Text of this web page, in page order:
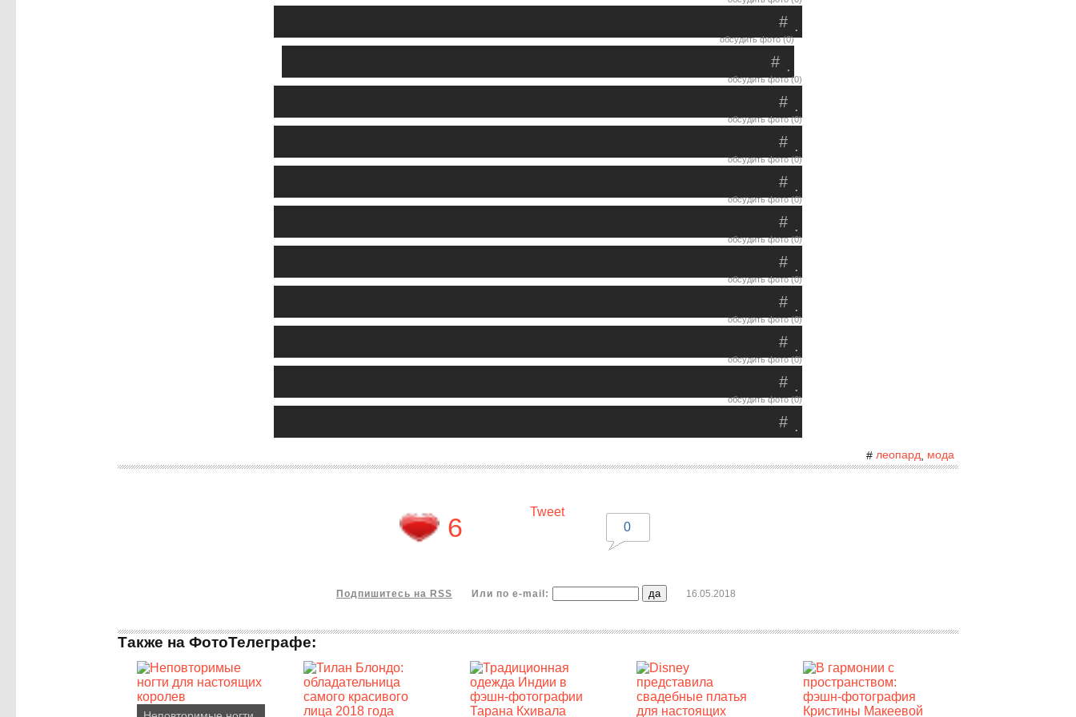
.
#
обсудить фото (0)
.
#
обсудить фото (0)
.
#
обсудить фото (0)
.
#
обсудить фото (0)
.
#
обсудить фото (0)
.
#
обсудить фото (0)
.
#
обсудить фото (0)
.
#
обсудить фото (0)
.
#
обсудить фото (0)
.
#
обсудить фото (0)
.
#
# леопард мода
6
Tweet
0
Подпишитесь на RSS Или по e-mail: 16.05.2018
Также на ФотоТелеграфе: